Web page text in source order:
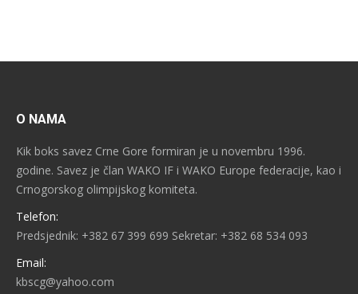
O NAMA
Kik boks savez Crne Gore formiran je u novembru 1996.
godine. Savez je član WAKO IF i WAKO Europe federacije, kao i
Crnogorskog olimpijskog komiteta.
Telefon:
Predsjednik: +382 67 399 699 Sekretar: +382 68 534 093
Email:
kbscg@yahoo.com